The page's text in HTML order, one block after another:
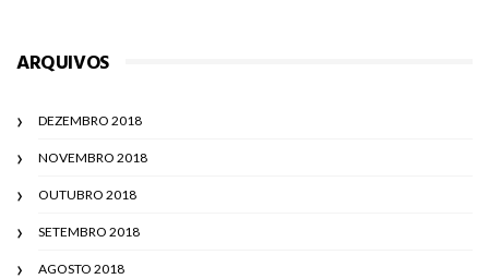
ARQUIVOS
DEZEMBRO 2018
NOVEMBRO 2018
OUTUBRO 2018
SETEMBRO 2018
AGOSTO 2018